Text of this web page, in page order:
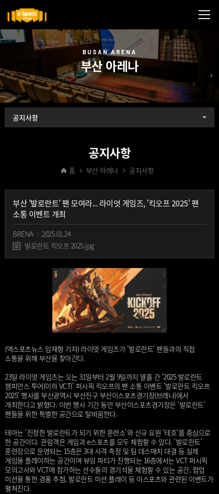
BUSAN ARENA
부산 아레나
공지사항
공지사항
홈 부산 아레나 공지사항
부산 '발로란트' 팬 모여라... 라이엇 게임즈, '킥오프 2025' 팬
소통 이벤트 개최
BRENA
2025.01.24
발로란트 킥오프 2025.jpg
(엑스포츠뉴스 임재형 기자) 라이엇 게임즈가 '발로란트' 팬들과의 직접
소통을 위해 부산을 찾아간다.
23일 라이엇 게임즈는 오는 31일부터 2월 9일까지 열흘 간 '2025 발로란트
챔피언스 투어(이하 VCT)' 퍼시픽 킥오프의 팬 소통 이벤트 '발로란트 킥오프
2025' 행사를 부산광역시 부산진구 부산이스포츠경기장(브레나)에서
개최한다고 밝혔다. 이번 행사 기간 동안 부산이스포츠경기장은 '발로란트'
팬들을 위한 특별한 공간으로 탈바꿈한다.
테마는 '진정한 발로란트가 되기 위한 훈련소'와 신규 요원 '테호'를 중심으로
한 공간이다. 관람객은 게임과 e스포츠를 모두 체험할 수 있다. '발로란트'
훈련장으로 운영되는 15층은 3대 사격 측정 및 팀 데스매치 대결 등 실제
게임을 플레이하는 공간이며 뷰잉 파티가 진행되는 16층에서는 VCT 퍼시픽
모의고사와 VCT에 참가하는 선수들의 경기석을 체험할 수 있는 공간, 팝업
미션을 통한 경품 추첨, 발로란트 미션 플레이 등 이스포츠와 관련된 이벤트가
펼쳐진다.